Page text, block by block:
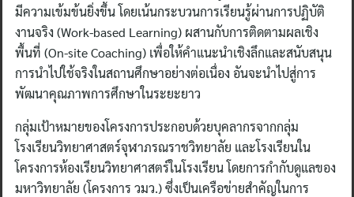
มีความเข้มข้นยิ่งขึ้น โดยเน้นกระบวนการเรียนรู้ผ่านการปฏิบัติ
งานจริง (Work-based Learning) ผสานกับการติดตามผลเชิง
พื้นที่ (On-site Coaching) เพื่อให้คำแนะนำเชิงลึกและสนับสนุน
การนำไปใช้จริงในสถานศึกษาอย่างต่อเนื่อง อันจะนำไปสู่การ
พัฒนาคุณภาพการศึกษาในระยะยาว
กลุ่มเป้าหมายของโครงการประกอบด้วยบุคลากรจากกลุ่ม
โรงเรียนวิทยาศาสตร์จุฬาภรณราชวิทยาลัย และโรงเรียนใน
โครงการห้องเรียนวิทยาศาสตร์ในโรงเรียน โดยการกำกับดูแลของ
มหาวิทยาลัย (โครงการ วมว.) ซึ่งเป็นเครือข่ายสำคัญในการ